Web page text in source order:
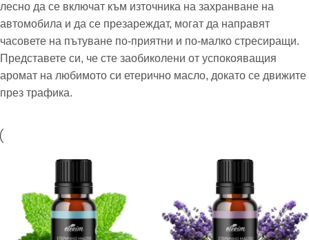
лесно да се включат към източника на захранване на
автомобила и да се презареждат, могат да направят
часовете на пътуване по-приятни и по-малко стресиращи.
Представете си, че сте заобиколени от успокояващия
аромат на любимото си етерично масло, докато се движите
през трафика.